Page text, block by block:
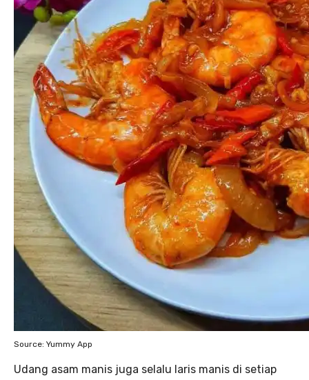
Source: Yummy App
Udang asam manis juga selalu laris manis di setiap